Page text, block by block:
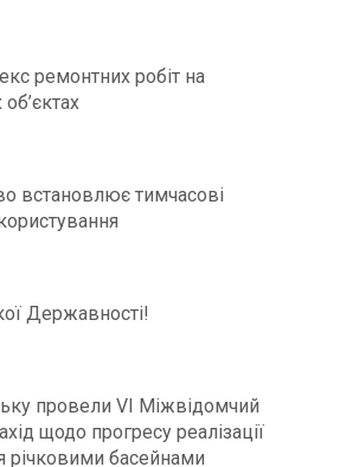
ремонтних робіт на
встановлює тимчасові
Державності!
провели VІ Міжвідомчий
щодо прогресу реалізації
річковими басейнами